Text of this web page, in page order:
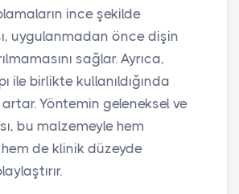
ince şekilde
uygulanmadan önce dişin
sağlar. Ayrıca,
ile birlikte kullanıldığında
artar. Yöntemin geleneksel ve
bu malzemeyle hem
de klinik düzeyde